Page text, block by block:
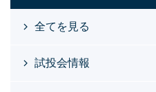
全てを見る
試投会情報